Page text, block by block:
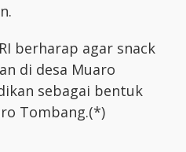
berharap agar snack
di desa Muaro
sebagai bentuk
Tombang.(*)